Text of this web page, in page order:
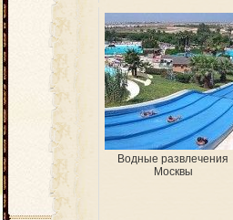
Водные развлечения
Москвы